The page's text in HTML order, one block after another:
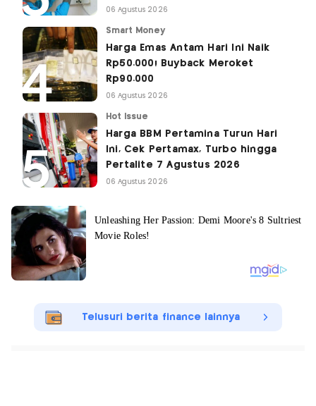
06 Agustus 2026
Smart Money
Harga Emas Antam Hari Ini Naik
Rp50.000! Buyback Meroket
Rp90.000
06 Agustus 2026
Hot Issue
Harga BBM Pertamina Turun Hari
Ini, Cek Pertamax, Turbo hingga
Pertalite 7 Agustus 2026
06 Agustus 2026
Telusuri berita finance lainnya